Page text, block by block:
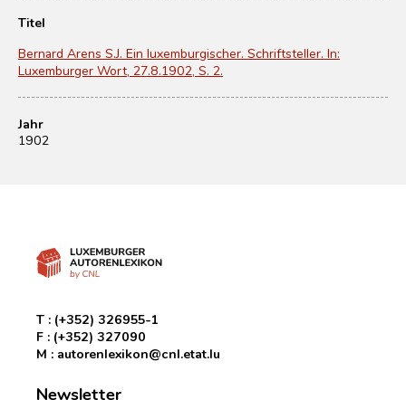
Titel
Bernard Arens S.J. Ein luxemburgischer. Schriftsteller. In:
Luxemburger Wort, 27.8.1902, S. 2.
Jahr
1902
T : (+352) 326955-1
F : (+352) 327090
M : autorenlexikon@cnl.etat.lu
Newsletter